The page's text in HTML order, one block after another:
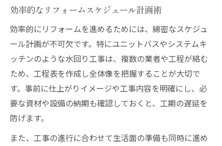
効率的なリフォームスケジュール計画術
効率的にリフォームを進めるためには、綿密なスケジュ
ール計画が不可欠です。特にユニットバスやシステムキ
ッチンのような水回り工事は、複数の業者や工程が絡む
ため、工程表を作成し全体像を把握することが大切で
す。事前に仕上がりイメージや工事内容を明確にし、必
要な資材や設備の納期も確認しておくと、工期の遅延を
防げます。
また、工事の進行に合わせて生活面の準備も同時に進め